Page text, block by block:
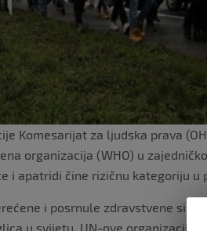
Komesarijat za ljudska prava
organizacija (WHO) u
i apatridi čine rizičnu kategoriju u
i posrnule zdravstvene
u svijetu, UN-ove organizacije